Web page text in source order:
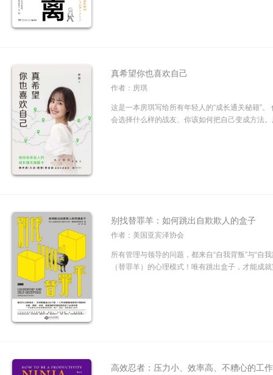
真希望你也喜欢自己
作者：房琪
这是一本房琪写给所有年轻人的“成长通关秘籍”
会选择什么样的战友、你该如何把自己变成方法
别找替罪羊：如何跳出自欺欺人的盒子
作者：美国亚宾泽协会
所有管理与领导的问题，都来自“自我背叛”与“自
（替罪羊）的心理模式！唯有跳出盒子，才能成
高效忍者：压力小、效率高、不糟心的工